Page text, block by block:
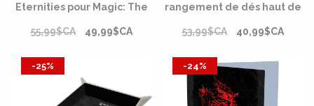
Eternities pour Magic: The
55,99$CA
49,99$CA
rangement de dés haut de
lancer intégré pratique,
et de lancer tous les dés
nécessaires pour
commander vos armées
avec style.
53,99$CA 40,99$CA
-25% -24%